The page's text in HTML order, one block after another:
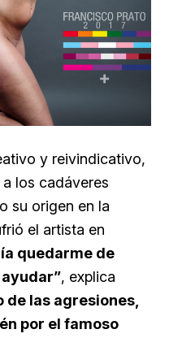
y reivindicativo,
los cadáveres
su origen en la
el artista en
quedarme de
, explica
de las agresiones,
por el famoso